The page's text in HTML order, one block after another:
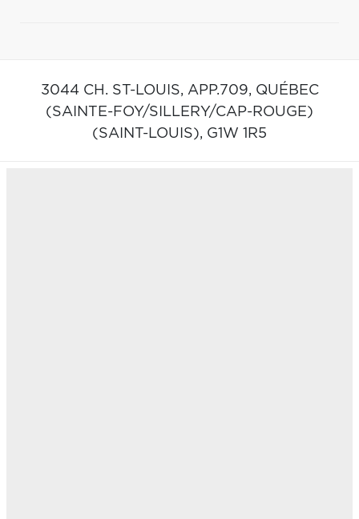
3044 CH. ST-LOUIS, APP.709, QUÉBEC
(SAINTE-FOY/SILLERY/CAP-ROUGE)
(SAINT-LOUIS), G1W 1R5